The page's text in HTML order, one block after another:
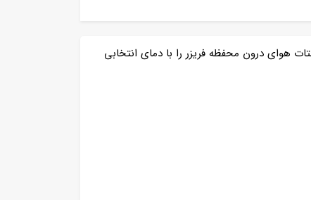
هوای درون محفظه فریزر را با دمای انتخابی